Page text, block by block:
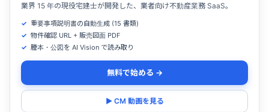
業界 15 年の現役宅建士が開発した、業者向け不動産業務 SaaS。
重要事項説明書の自動生成 (15 書類)
物件確認 URL + 販売図面 PDF
謄本・公図を AI Vision で読み取り
無料で始める →
▶ CM 動画を見る